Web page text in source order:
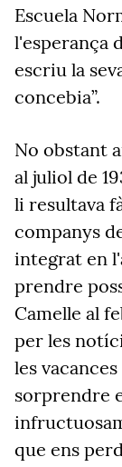
Escuela
l'esperança
escriu la
concebia”.
No obstant
al juliol de
li resultava
companys
integrat en
prendre
Camelle al
per les
les
sorprendre
que ens